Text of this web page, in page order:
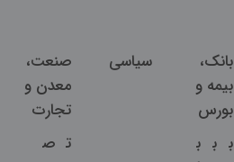
بانک،
بیمه و
بورس
ب ب ب
سیاسی
صنعت،
معدن و
تجارت
ت ص